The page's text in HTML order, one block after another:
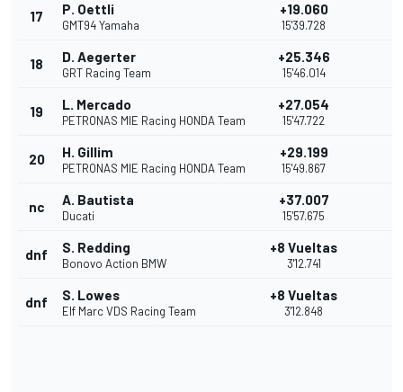
17 P. Oettli
GMT94 Yamaha
+19.060
15'39.728
18 D. Aegerter
GRT Racing Team
+25.346
15'46.014
19 L. Mercado
PETRONAS MIE Racing HONDA Team
+27.054
15'47.722
20 H. Gillim
PETRONAS MIE Racing HONDA Team
+29.199
15'49.867
nc A. Bautista
Ducati
+37.007
15'57.675
dnf S. Redding
Bonovo Action BMW
+8 Vueltas
3'12.741
dnf S. Lowes
Elf Marc VDS Racing Team
+8 Vueltas
3'12.848